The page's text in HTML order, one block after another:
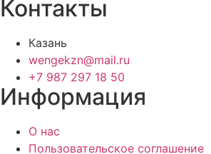
Контакты
Казань
wengekzn@mail.ru
+7 987 297 18 50
Информация
О нас
Пользовательское соглашение